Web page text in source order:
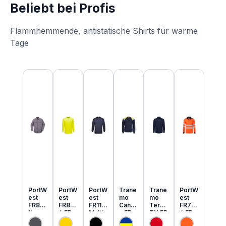
Beliebt bei Profis
Flammhemmende, antistatische Shirts für warme
Tage
Produktgalerie überspringen
PortW
est
FR89
flamm
hemm
PortW
est
FR80
6 FR
MultiN
PortW
est
FR11
Multi
Norm
Trane
mo
Cante
x FR
MultiN
Trane
mo
Tera
TX FR
leicht
PortW
est
FR73
4 FR
MultiN